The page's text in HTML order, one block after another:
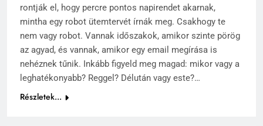
rontják el, hogy percre pontos napirendet akarnak,
mintha egy robot ütemtervét írnák meg. Csakhogy te
nem vagy robot. Vannak időszakok, amikor szinte pörög
az agyad, és vannak, amikor egy email megírása is
nehéznek tűnik. Inkább figyeld meg magad: mikor vagy a
leghatékonyabb? Reggel? Délután vagy este?…
Részletek...